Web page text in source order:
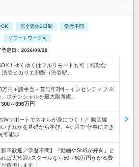
OK 完全週休2日制 学歴不問
リモートワーク可
定日：2026/09/28
OK！ゆくゆくはフルリモートも可｜転勤な
渋谷ヒカリエ33階（渋谷駅…
万円＋諸手当＋賞与年2回＋インセンティブ ※
ポテンシャルを最大限考慮…
300～696万円
Wサポートでスキルが身につく！／ 動画編
ずれかを基礎から学び、4ヶ月で“仕事にでき
可能◎
新卒歓迎／学歴不問】『動画やSNSが好き』と
ば大歓迎♪スクールなら50～60万円かかる費
負担します！